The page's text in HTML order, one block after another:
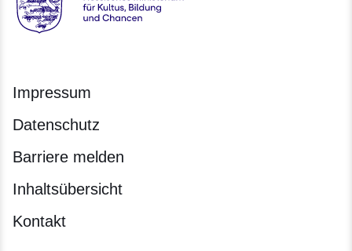
Hessen - Hessisches Ministerium für Kultus, Bildung und
Impressum
Datenschutz
Barriere melden
Inhaltsübersicht
Kontakt